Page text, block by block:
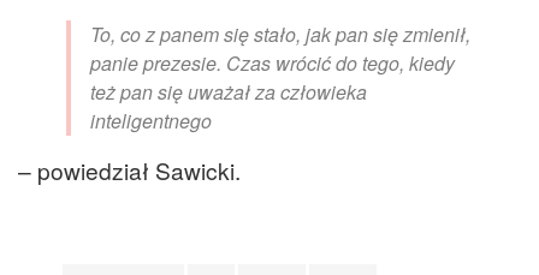
To, co z panem się stało, jak pan się zmienił,
panie prezesie. Czas wrócić do tego, kiedy
też pan się uważał za człowieka
inteligentnego
– powiedział Sawicki.